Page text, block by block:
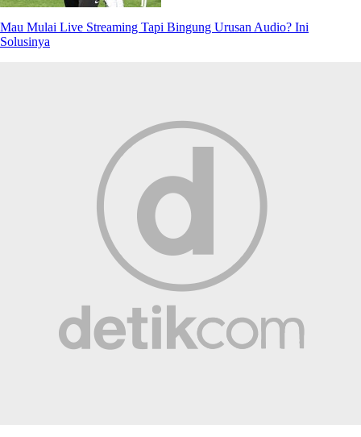
Mau Mulai Live Streaming Tapi Bingung Urusan Audio? Ini
Solusinya